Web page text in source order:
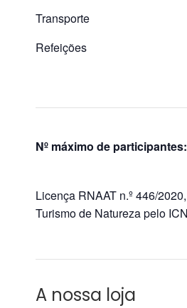
Transporte
Refeições
Nº máximo de participantes:
Licença RNAAT n.º 446/
Turismo de Natureza pelo
A nossa loja